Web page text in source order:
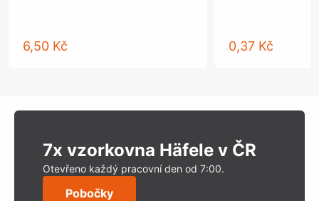
6,50 Kč 0,37 Kč
7x vzorkovna Häfele v ČR
Otevřeno každý pracovní den od 7:00.
Pobočky